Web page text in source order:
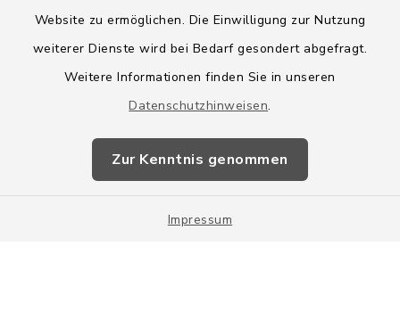
Website zu ermöglichen. Die Einwilligung zur Nutzung
weiterer Dienste wird bei Bedarf gesondert abgefragt.
Weitere Informationen finden Sie in unseren
Datenschutzhinweisen.
Zur Kenntnis genommen
Impressum
Barrierefreiheit
Impressum
Sitemap